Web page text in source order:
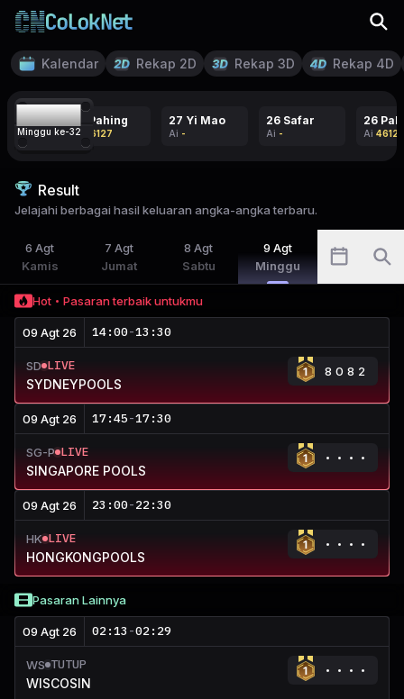
Kalendar Rekap 2D Rekap 3D Rekap 4D
09
Minggu ke-32
26 Pahing
Ai 46127
27 Yi Mao
Ai -
26 Safar
Ai -
26
Ai 46127
Result
Jelajahi berbagai hasil keluaran angka-angka terbaru.
6 Agt
Kamis
7 Agt
Jumat
8 Agt
Sabtu
9 Agt
Minggu
Hot Pasaran terbaik untukmu
09 Agt 26 14:00-13:30
SD LIVE
SYDNEYPOOLS
8082
09 Agt 26 17:45-17:30
SG-P LIVE
SINGAPORE POOLS
09 Agt 26 23:00-22:30
HK LIVE
HONGKONGPOOLS
Pasaran Lainnya
09 Agt 26 02:13 -02:29
WS TUTUP
WISCOSIN